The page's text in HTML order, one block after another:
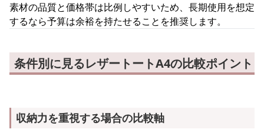
素材の品質と価格帯は比例しやすいため、長期使用を想定
するなら予算は余裕を持たせることを推奨します。
条件別に見るレザートートA4の比較ポイント
収納力を重視する場合の比較軸